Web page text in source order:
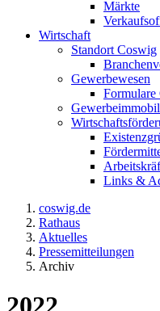
Märkte
Wirtschaft
Standort Coswig
Gewerbewesen
Formulare
Links &
coswig.de
Rathaus
Aktuelles
Pressemitteilungen
Archiv